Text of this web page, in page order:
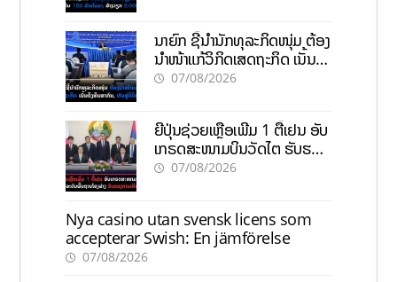
ນາຍົກ ຊີ້ນຳນັກທຸລະກິດໜຸ່ມ ຕ້ອງ
ນຳໜ້າແກ້ວິກິດເສດຖະກິດ ເນັ້ນດຶງ
ທຶນສາກົນ, ຫັນສູ່ດິຈິຕອນ
07/08/2026
ຍີ່ປຸ່ນຊ່ວຍເຫຼືອເພີ່ມ 1 ຕື້ເຢນ ອັບ
ເກຣດສະໜາມບິນວັດໄຕ ຮັບຮອງ
ການເຕີບໂຕ
07/08/2026
Nya casino utan svensk licens som
accepterar Swish: En jämförelse
07/08/2026